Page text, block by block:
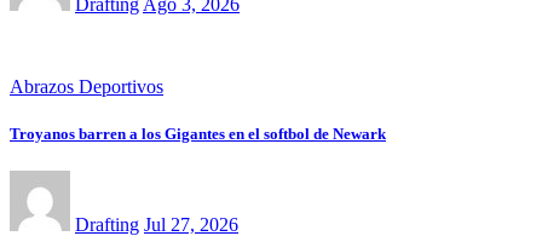
Abrazos Deportivos
Troyanos barren a los Gigantes en el softbol de Newark
Drafting Jul 27, 2026